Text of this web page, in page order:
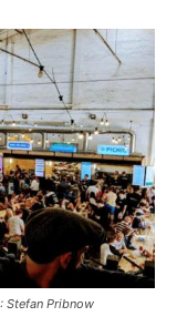
Stefan Pribnow